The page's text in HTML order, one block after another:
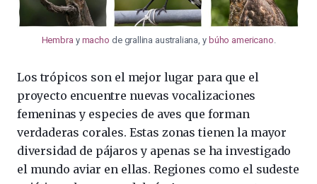
Hembra y macho de grallina australiana, y búho americano.
Los trópicos son el mejor lugar para que el
proyecto encuentre nuevas vocalizaciones
femeninas y especies de aves que forman
verdaderas corales. Estas zonas tienen la mayor
diversidad de pájaros y apenas se ha investigado
el mundo aviar en ellas. Regiones como el sudeste